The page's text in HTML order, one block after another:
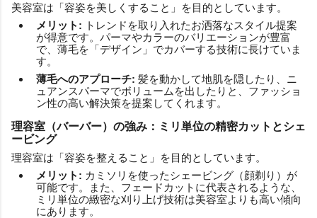
美容室は「容姿を美しくすること」を目的としています。
メリット: トレンドを取り入れたお洒落なスタイル提案
が得意です。パーマやカラーのバリエーションが豊富
で、薄毛を「デザイン」でカバーする技術に長けていま
す。
薄毛へのアプローチ: 髪を動かして地肌を隠したり、ニ
ュアンスパーマでボリュームを出したりと、ファッショ
ン性の高い解決策を提案してくれます。
理容室（バーバー）の強み：ミリ単位の精密カットとシェ
ービング
理容室は「容姿を整えること」を目的としています。
メリット: カミソリを使ったシェービング（顔剃り）が
可能です。また、フェードカットに代表されるような、
ミリ単位の緻密な刈り上げ技術は美容室よりも高い傾向
にあります。